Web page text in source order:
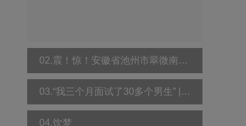
02.震！惊！安徽省池州市翠微南苑小区发生惨案：贵池卫生局一原副局长妻儿家中双双遇害！
03.“我三个月面试了30多个男生” | 追求真爱的人，后来都怎么样了？
04.饮梦